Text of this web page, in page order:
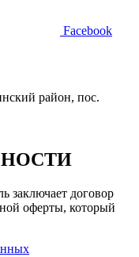
Facebook
район, пос.
заключает договор
оферты, который